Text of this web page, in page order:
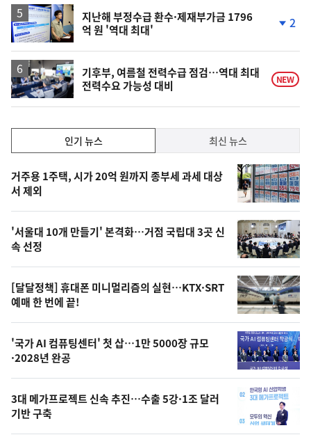
지난해 부정수급 환수·제재부가금 1796
억 원 '역대 최대'
계
락
2
기후부, 여름철 전력수급 점검…역대 최대
전력수요 가능성 대비
NEW
기,
최
신,
오
늘
의
영
상
오
늘
의
사
진
인기 뉴스 최신 뉴스
기
뉴
스
거주용 1주택, 시가 20억 원까지 종부세 과세 대상
서 제외
'서울대 10개 만들기' 본격화…거점 국립대 3곳 신
속 선정
[달달정책] 휴대폰 미니멀리즘의 실현…KTX·SRT
예매 한 번에 끝!
'국가 AI 컴퓨팅센터' 첫 삽…1만 5000장 규모
·2028년 완공
3대 메가프로젝트 신속 추진…수출 5강·1조 달러
기반 구축